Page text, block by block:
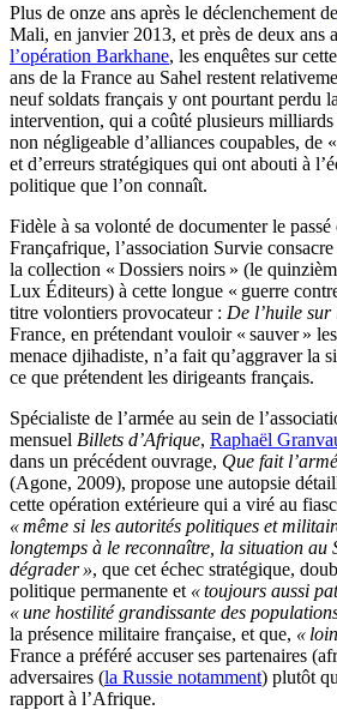
Plus de onze ans après le déclenchement de
Mali, en janvier 2013, et près de deux ans
l’opération Barkhane, les enquêtes sur
ans de la France au Sahel restent
neuf soldats français y ont pourtant perdu
intervention, qui a coûté plusieurs milliards
non négligeable d’alliances coupables, de «
et d’erreurs stratégiques qui ont abouti à
politique que l’on connaît.
Fidèle à sa volonté de documenter le
Françafrique, l’association Survie
la collection « Dossiers noirs » (le
Lux Éditeurs) à cette longue « guerre
titre volontiers provocateur : De l’huile sur
France, en prétendant vouloir « sauver »
menace djihadiste, n’a fait qu’aggraver la
ce que prétendent les dirigeants français.
Spécialiste de l’armée au sein de
mensuel Billets d’Afrique, Raphaël
dans un précédent ouvrage, Que fait
(Agone, 2009), propose une autopsie
cette opération extérieure qui a viré au
«même si les autorités politiques et
longtemps à le reconnaître, la situation au
dégrader », que cet échec stratégique,
politique permanente et «toujours aussi
«une hostilité grandissante des
la présence militaire française, et que, «
France a préféré accuser ses partenaires
adversaires (la Russie notamment) plutôt
rapport à l’Afrique.